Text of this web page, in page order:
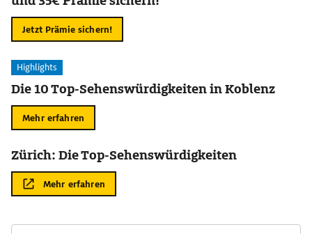
Jetzt Prämie sichern!
Highlights
Die 10 Top-Sehenswürdigkeiten in Koblenz
Mehr erfahren
Zürich: Die Top-Sehenswürdigkeiten
Mehr erfahren